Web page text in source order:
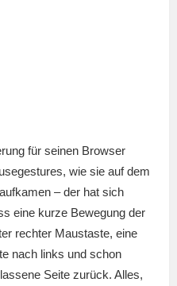
für seinen Browser
wie sie auf dem
– der hat sich
eine kurze Bewegung der
rechter Maustaste, eine
nach links und schon
Seite zurück. Alles,